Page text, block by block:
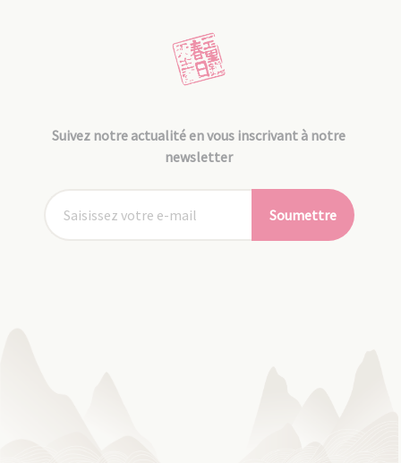
Suivez notre actualité en vous inscrivant à notre
newsletter
Soumettre